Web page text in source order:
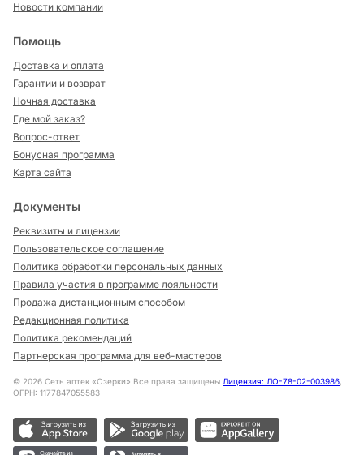
Новости компании
Помощь
Доставка и оплата
Гарантии и возврат
Ночная доставка
Где мой заказ?
Вопрос-ответ
Бонусная программа
Карта сайта
Документы
Реквизиты и лицензии
Пользовательское соглашение
Политика обработки персональных данных
Правила участия в программе лояльности
Продажа дистанционным способом
Редакционная политика
Политика рекомендаций
Партнерская программа для веб-мастеров
© 2026 Сеть аптек «Озерки» Все права защищены Лицензия: ЛО-78-02-003986,
ОГРН: 1177847055583